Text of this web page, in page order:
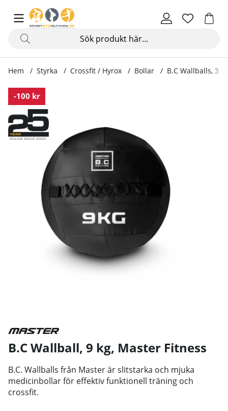
Hem Styrka Crossfit / Hyrox Bollar B.C Wallballs, 3 –
-100 kr
Produktbilder B.C Wallballs, 3 – 12 kg
B.C Wallball, 9 kg, Master Fitness
B.C. Wallballs från Master är slitstarka och mjuka
medicinbollar för effektiv funktionell träning och
crossfit.